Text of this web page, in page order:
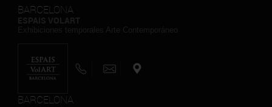
BARCELONA
BARCELONA